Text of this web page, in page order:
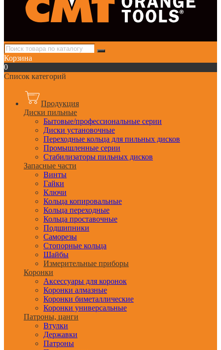
Корзина
0
Список категорий
Продукция
Диски пильные
Бытовые/профессиональные серии
Диски установочные
Переходные кольца для пильных дисков
Промышленные серии
Стабилизаторы пильных дисков
Запасные части
Винты
Гайки
Ключи
Кольца копировальные
Кольца переходные
Кольца проставочные
Подшипники
Саморезы
Стопорные кольца
Шайбы
Измерительные приборы
Коронки
Аксессуары для коронок
Коронки алмазные
Коронки биметаллические
Коронки универсальные
Патроны, цанги
Втулки
Державки
Патроны